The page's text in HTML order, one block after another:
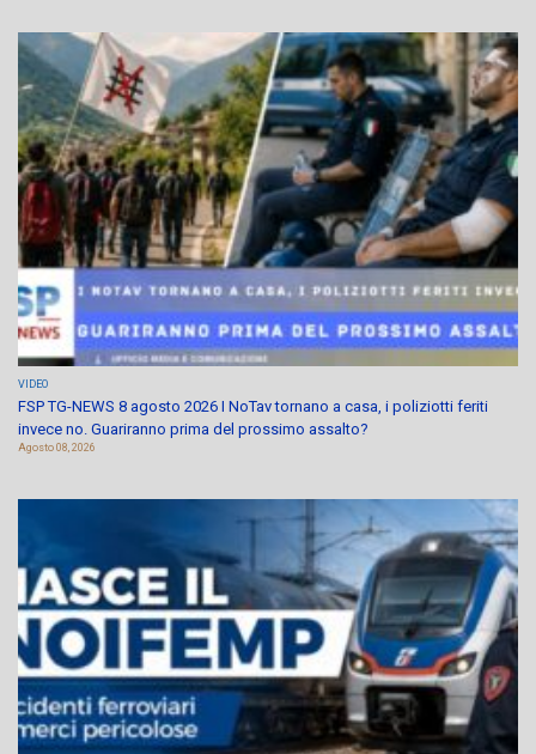
VIDEO
FSP TG-NEWS 8 agosto 2026 I NoTav tornano a casa, i poliziotti feriti
invece no. Guariranno prima del prossimo assalto?
Agosto 08, 2026